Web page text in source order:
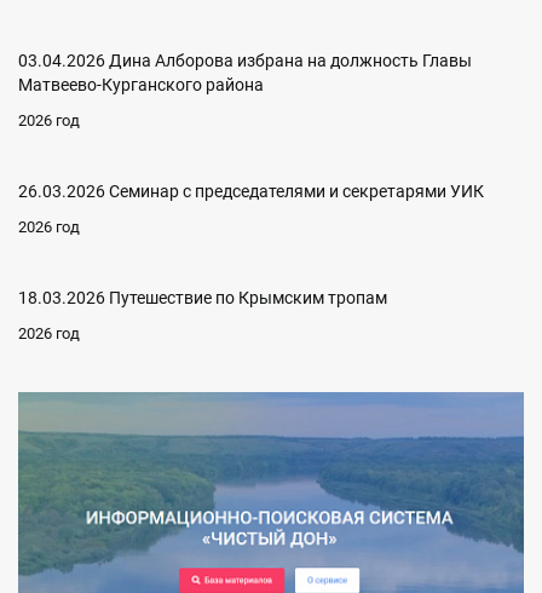
03.04.2026 Дина Алборова избрана на должность Главы
Матвеево-Курганского района
2026 год
26.03.2026 Семинар с председателями и секретарями УИК
2026 год
18.03.2026 Путешествие по Крымским тропам
2026 год